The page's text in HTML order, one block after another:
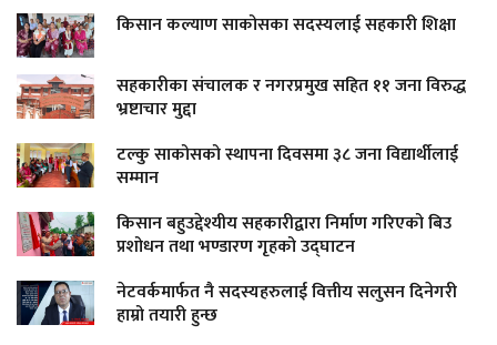
किसान कल्याण साकोसका सदस्यलाई सहकारी शिक्षा
सहकारीका संचालक र नगरप्रमुख सहित ११ जना विरुद्ध
भ्रष्टाचार मुद्दा
टल्कु साकोसको स्थापना दिवसमा ३८ जना विद्यार्थीलाई
सम्मान
किसान बहुउद्देश्यीय सहकारीद्वारा निर्माण गरिएको बिउ
प्रशोधन तथा भण्डारण गृहको उद्घाटन
नेटवर्कमार्फत नै सदस्यहरुलाई वित्तीय सलुसन दिनेगरी
हाम्रो तयारी हुन्छ